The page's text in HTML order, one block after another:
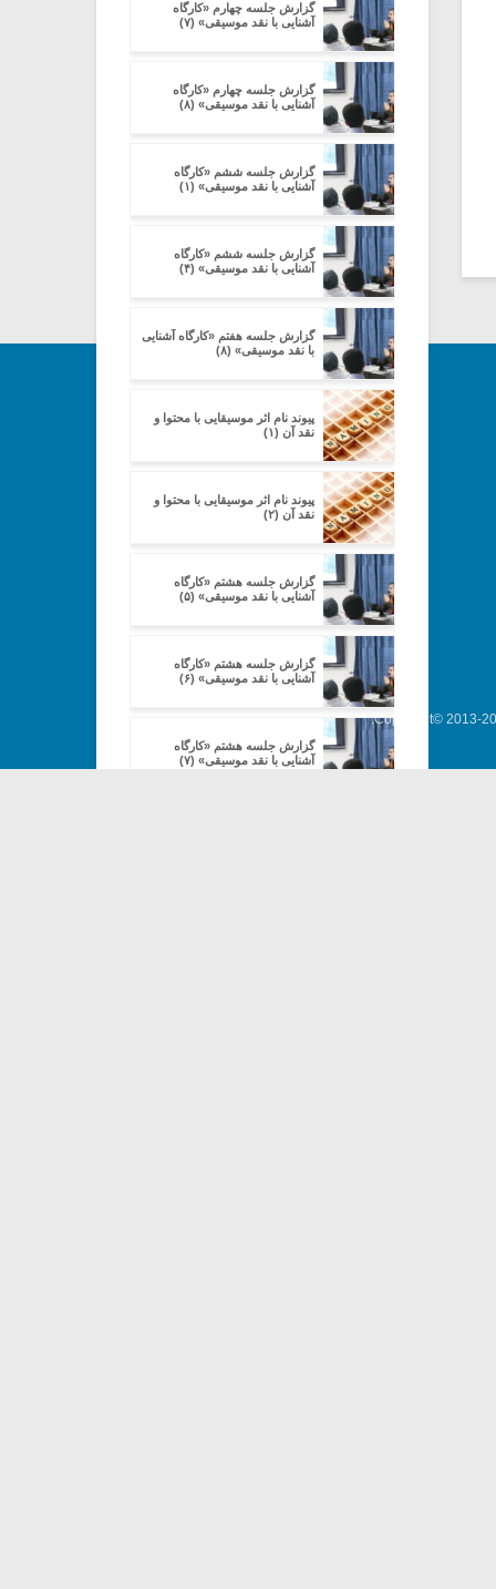
گزارش جلسه چهارم «کارگاه
آشنایی با نقد موسیقی» (۷)
گزارش جلسه چهارم «کارگاه
آشنایی با نقد موسیقی» (۸)
گزارش جلسه ششم «کارگاه
آشنایی با نقد موسیقی» (۱)
گزارش جلسه ششم «کارگاه
آشنایی با نقد موسیقی» (۴)
گزارش جلسه هفتم «کارگاه آشنایی
با نقد موسیقی» (۸)
پیوند نام اثر موسیقایی با محتوا و
نقد آن (۱)
پیوند نام اثر موسیقایی با محتوا و
نقد آن (۲)
گزارش جلسه هشتم «کارگاه
آشنایی با نقد موسیقی» (۵)
گزارش جلسه هشتم «کارگاه
آشنایی با نقد موسیقی» (۶)
گزارش جلسه هشتم «کارگاه
آشنایی با نقد موسیقی» (۷)
Copyright© 2013-